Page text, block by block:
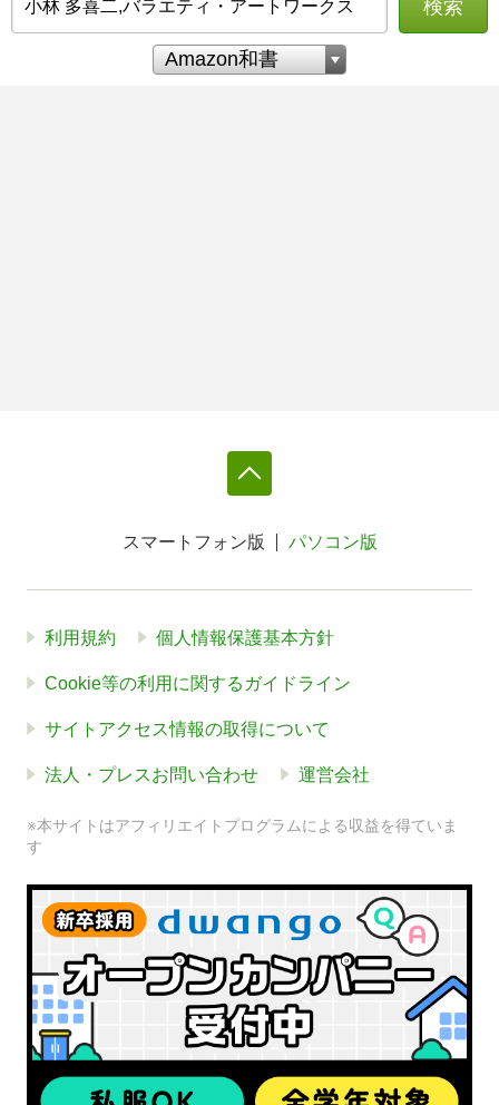
検索
スマートフォン版 パソコン版
利用規約 個人情報保護基本方針
Cookie等の利用に関するガイドライン
サイトアクセス情報の取得について
法人・プレスお問い合わせ 運営会社
※本サイトはアフィリエイトプログラムによる収益を得ていま
す